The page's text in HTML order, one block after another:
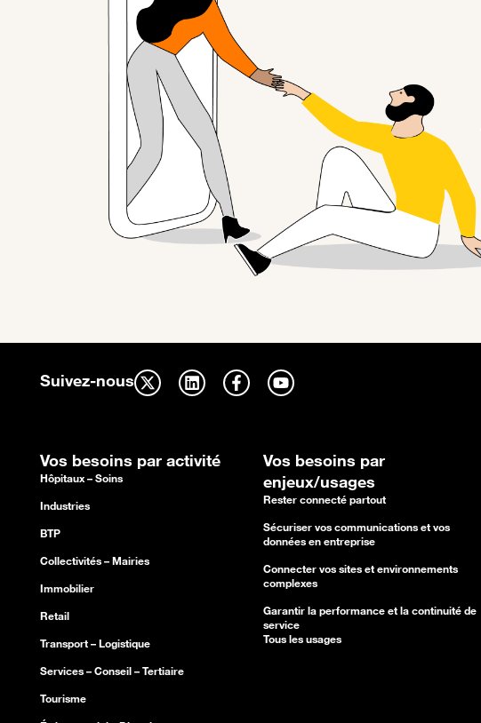
Suivez-nous
Vos besoins par activité
Hôpitaux – Soins
Industries
BTP
Collectivités – Mairies
Immobilier
Retail
Transport – Logistique
Services – Conseil – Tertiaire
Tourisme
Vos besoins par
enjeux/usages
Rester connecté partout
Sécuriser vos communications et vos
données en entreprise
Connecter vos sites et environnements
complexes
Garantir la performance et la continuité de
service
Tous les usages